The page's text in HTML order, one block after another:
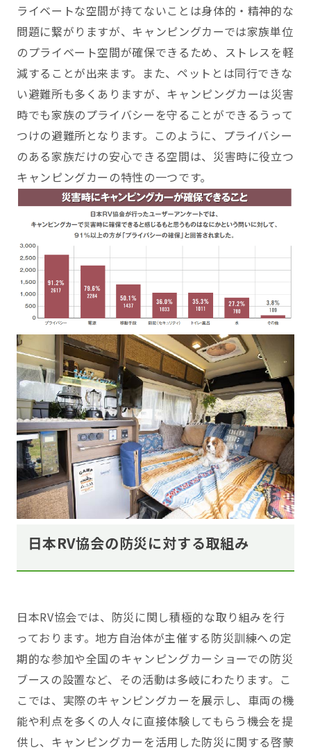
ライベートな空間が持てないことは身体的・精神的な
問題に繋がりますが、キャンピングカーでは家族単位
のプライベート空間が確保できるため、ストレスを軽
減することが出来ます。また、ペットとは同行できな
い避難所も多くありますが、キャンピングカーは災害
時でも家族のプライバシーを守ることができるうって
つけの避難所となります。このように、プライバシー
のある家族だけの安心できる空間は、災害時に役立つ
キャンピングカーの特性の一つです。
日本RV協会の防災に対する取組み
日本RV協会では、防災に関し積極的な取り組みを行
っております。地方自治体が主催する防災訓練への定
期的な参加や全国のキャンピングカーショーでの防災
ブースの設置など、その活動は多岐にわたります。こ
こでは、実際のキャンピングカーを展示し、車両の機
能や利点を多くの人々に直接体験してもらう機会を提
供し、キャンピングカーを活用した防災に関する啓蒙